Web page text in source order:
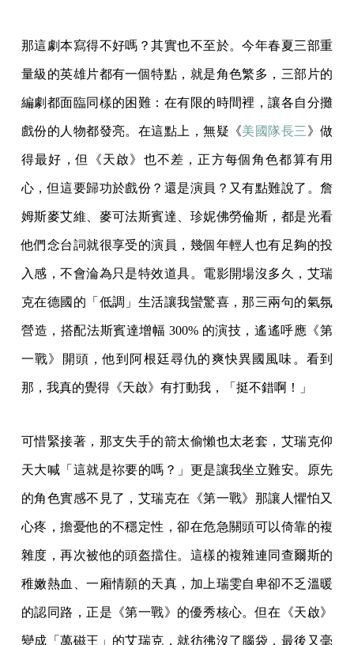
那這劇本寫得不好嗎？其實也不至於。今年春夏三部重
量級的英雄片都有一個特點，就是角色繁多，三部片的
編劇都面臨同樣的困難：在有限的時間裡，讓各自分攤
戲份的人物都發亮。在這點上，無疑《美國隊長三》做
得最好，但《天啟》也不差，正方每個角色都算有用
心，但這要歸功於戲份？還是演員？又有點難說了。詹
姆斯麥艾維、麥可法斯賓達、珍妮佛勞倫斯，都是光看
他們念台詞就很享受的演員，幾個年輕人也有足夠的投
入感，不會淪為只是特效道具。電影開場沒多久，艾瑞
克在德國的「低調」生活讓我蠻驚喜，那三兩句的氣氛
營造，搭配法斯賓達增幅 300% 的演技，遙遙呼應《第
一戰》開頭，他到阿根廷尋仇的爽快異國風味。看到
那，我真的覺得《天啟》有打動我，「挺不錯啊！」
可惜緊接著，那支失手的箭太偷懶也太老套，艾瑞克仰
天大喊「這就是祢要的嗎？」更是讓我坐立難安。原先
的角色實感不見了，艾瑞克在《第一戰》那讓人懼怕又
心疼，擔憂他的不穩定性，卻在危急關頭可以倚靠的複
雜度，再次被他的頭盔擋住。這樣的複雜連同查爾斯的
稚嫩熱血、一廂情願的天真，加上瑞雯自卑卻不乏溫暖
的認同路，正是《第一戰》的優秀核心。但在《天啟》
變成「萬磁王」的艾瑞克，就彷彿沒了腦袋，最後又毫